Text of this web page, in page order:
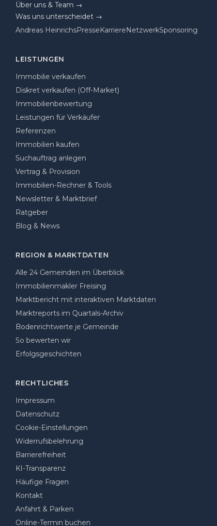
Über uns & Team →
Was uns unterscheidet →
Andreas HeinrichsPresseKarriereNetzwerkSponsoring
LEISTUNGEN
Immobilie verkaufen
Diskret verkaufen (Off-Market)
Immobilienbewertung
Leistungen für Verkäufer
Referenzen
Immobilien kaufen
Suchauftrag anlegen
Vertrag & Provision
Immobilien-Rechner & Tools
Newsletter & Marktbrief
Ratgeber
Blog & News
REGION & MARKTDATEN
Alle 24 Gemeinden im Überblick
Immobilienmakler Freising
Marktbericht mit interaktiven Marktdaten
Marktreports im Quartals-Archiv
Bodenrichtwerte je Gemeinde
So bewerten wir
Erfolgsgeschichten
RECHTLICHES
Impressum
Datenschutz
Cookie-Einstellungen
Widerrufsbelehrung
Barrierefreiheit
KI-Transparenz
Häufige Fragen
Kontakt
Anfahrt & Parken
Online-Termin buchen